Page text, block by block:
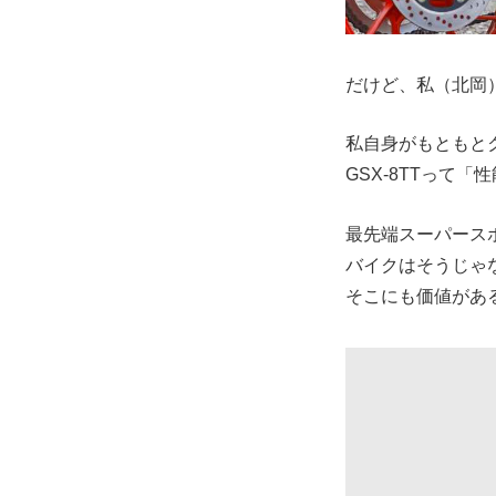
だけど、私（北岡
私自身がもともと
GSX-8TTって「
最先端スーパース
バイクはそうじゃ
そこにも価値があ